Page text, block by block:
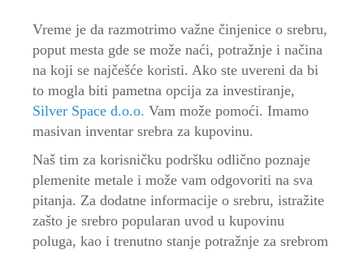
Vreme je da razmotrimo važne činjenice o srebru,
poput mesta gde se može naći, potražnje i načina
na koji se najčešće koristi. Ako ste uvereni da bi
to mogla biti pametna opcija za investiranje,
Silver Space d.o.o. Vam može pomoći. Imamo
masivan inventar srebra za kupovinu.
Naš tim za korisničku podršku odlično poznaje
plemenite metale i može vam odgovoriti na sva
pitanja. Za dodatne informacije o srebru, istražite
zašto je srebro popularan uvod u kupovinu
poluga, kao i trenutno stanje potražnje za srebrom